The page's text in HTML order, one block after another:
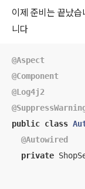
이제 준비는 끝났
니다
@Aspect
@Component
@Log4j2
public class
@Autowired
private